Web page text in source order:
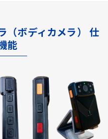
（ボディカメラ） 仕
能